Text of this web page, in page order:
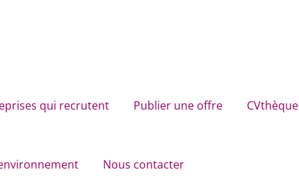
qui recrutent Publier une offre CVthèque
Nous contacter